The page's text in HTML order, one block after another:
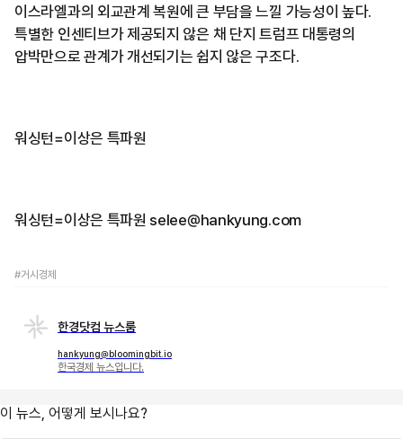
이스라엘과의 외교관계 복원에 큰 부담을 느낄 가능성이 높다.
특별한 인센티브가 제공되지 않은 채 단지 트럼프 대통령의
압박만으로 관계가 개선되기는 쉽지 않은 구조다.
워싱턴=이상은 특파원
워싱턴=이상은 특파원 selee@hankyung.com
#거시경제
한경닷컴 뉴스룸
hankyung@bloomingbit.io
한국경제 뉴스입니다.
이 뉴스, 어떻게 보시나요?